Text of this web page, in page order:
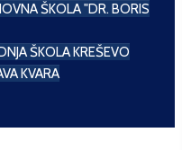
ŠKOLA "DR. BORIS
ŠKOLA KREŠEVO
KVARA